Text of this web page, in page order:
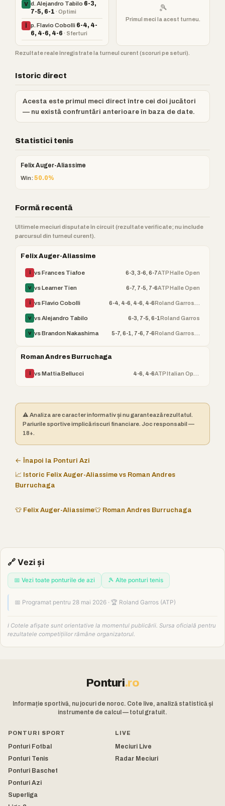
V d. Alejandro Tabilo 6-3,
7-5, 6-1 · Optimi
Î p. Flavio Cobolli 6-4, 4-
6, 4-6, 4-6 · Sferturi
🎾
Primul meci la acest turneu.
Rezultate reale înregistrate la turneul curent (scoruri pe seturi).
Istoric direct
Acesta este primul meci direct între cei doi jucători
— nu există confruntări anterioare în baza de date.
Statistici tenis
Felix Auger-Aliassime
Win:50.0%
Formă recentă
Ultimele meciuri disputate în circuit (rezultate verificate; nu include
parcursul din turneul curent).
Felix Auger-Aliassime
Î vs Frances Tiafoe 6-3, 3-6, 6-7ATP Halle Open
V vs Learner Tien 6-7, 7-5, 7-6ATP Halle Open
Î vs Flavio Cobolli 6-4, 4-6, 4-6, 4-6
V vs Alejandro Tabilo 6-3, 7-5, 6-1Roland Garros
V vs Brandon Nakashima 5-7, 6-1, 7-6, 7-6
Roman Andres Burruchaga
Î vs Mattia Bellucci 4-6, 4-6
⚠️ Analiza are caracter informativ și nu garantează rezultatul.
Pariurile sportive implică riscuri financiare. Joc responsabil —
18+.
← Înapoi la Ponturi Azi
📈 Istoric Felix Auger-Aliassime vs Roman Andres
Burruchaga
👕 Felix Auger-Aliassime👕 Roman Andres Burruchaga
🔗 Vezi și
📅 Vezi toate ponturile de azi 🎾 Alte ponturi tenis
📅 Programat pentru 28 mai 2026 · 🏆 Roland Garros (ATP)
ℹ️ Cotele afișate sunt orientative la momentul publicării. Sursa oficială pentru
rezultatele competițiilor rămâne organizatorul.
Ponturi.ro
Informație sportivă, nu jocuri de noroc. Cote live, analiză statistică și
instrumente de calcul — totul gratuit.
PONTURI SPORT
Ponturi Fotbal
Ponturi Tenis
Ponturi Baschet
Ponturi Azi
Superliga
LIVE
Meciuri Live
Radar Meciuri